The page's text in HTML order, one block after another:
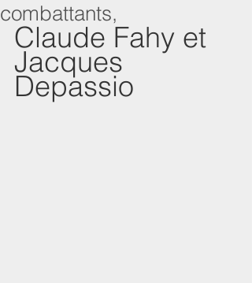
combattants,
Claude Fahy et
Jacques
Depassio